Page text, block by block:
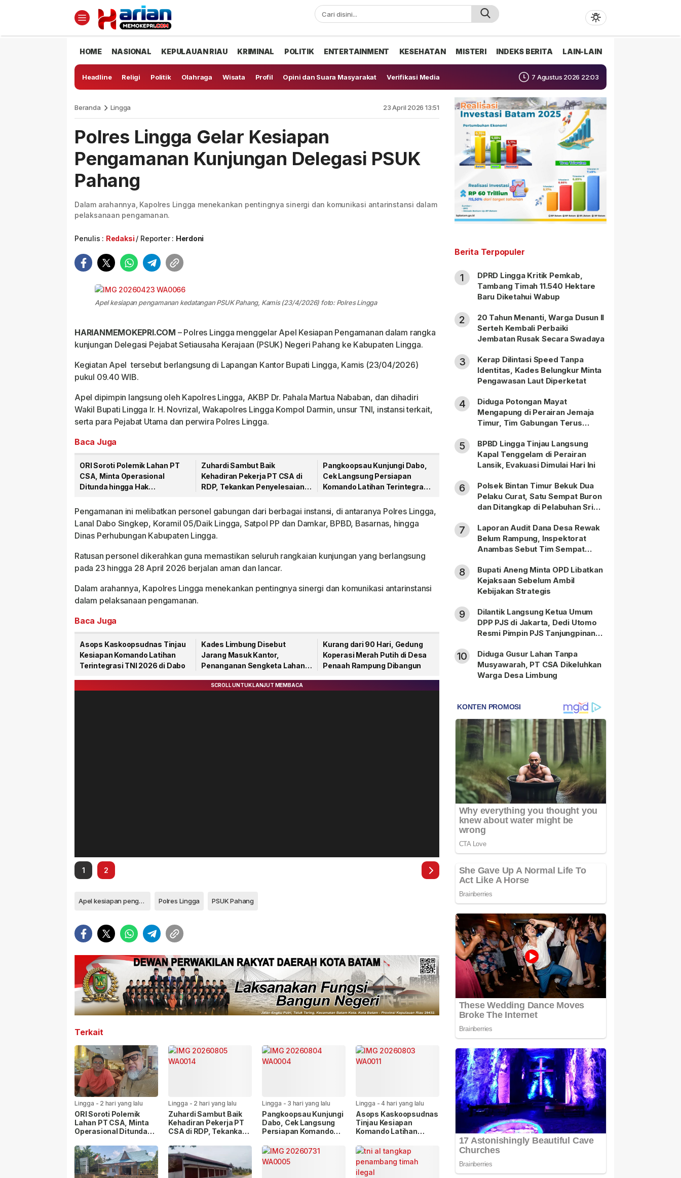
HOME NASIONAL KEPULAUAN RIAU KRIMINAL POLITIK ENTERTAINMENT KESEHATAN MISTERI INDEKS BERITA LAIN-LAIN
Headline Religi Politik Olahraga Wisata Profil Opini dan Suara Masyarakat Verifikasi Media 7 Agustus 2026 22:03
Beranda Lingga 23 April 2026 13:51
Polres Lingga Gelar Kesiapan
Pengamanan Kunjungan Delegasi PSUK
Pahang
Dalam arahannya, Kapolres Lingga menekankan pentingnya sinergi dan komunikasi antarinstansi dalam
pelaksanaan pengamanan.
Penulis : Redaksi Reporter : Herdoni
Apel kesiapan pengamanan kedatangan PSUK Pahang, Kamis (23/4/2026) foto: Polres Lingga
HARIANMEMOKEPRI.COM – Polres Lingga menggelar Apel Kesiapan Pengamanan dalam rangka
kunjungan Delegasi Pejabat Setiausaha Kerajaan (PSUK) Negeri Pahang ke Kabupaten Lingga.
Kegiatan Apel tersebut berlangsung di Lapangan Kantor Bupati Lingga, Kamis (23/04/2026)
pukul 09.40 WIB.
Apel dipimpin langsung oleh Kapolres Lingga, AKBP Dr. Pahala Martua Nababan, dan dihadiri
Wakil Bupati Lingga Ir. H. Novrizal, Wakapolres Lingga Kompol Darmin, unsur TNI, instansi terkait,
serta para Pejabat Utama dan perwira Polres Lingga.
Baca Juga
ORI Soroti Polemik Lahan PT
CSA, Minta Operasional
Ditunda hingga Hak
Zuhardi Sambut Baik
Kehadiran Pekerja PT CSA di
RDP, Tekankan Penyelesaian
Pangkoopsau Kunjungi Dabo,
Cek Langsung Persiapan
Komando Latihan Terintegrasi
Pengamanan ini melibatkan personel gabungan dari berbagai instansi, di antaranya Polres Lingga,
Lanal Dabo Singkep, Koramil 05/Daik Lingga, Satpol PP dan Damkar, BPBD, Basarnas, hingga
Dinas Perhubungan Kabupaten Lingga.
Ratusan personel dikerahkan guna memastikan seluruh rangkaian kunjungan yang berlangsung
pada 23 hingga 28 April 2026 berjalan aman dan lancar.
Dalam arahannya, Kapolres Lingga menekankan pentingnya sinergi dan komunikasi antarinstansi
dalam pelaksanaan pengamanan.
Baca Juga
Asops Kaskoopsudnas Tinjau
Kesiapan Komando Latihan
Terintegrasi TNI 2026 di Dabo
Kades Limbung Disebut
Jarang Masuk Kantor,
Penanganan Sengketa Lahan
Kurang dari 90 Hari, Gedung
Koperasi Merah Putih di Desa
Penaah Rampung Dibangun
1 2
Apel kesiapan pengamanan Polres Lingga PSUK Pahang
Terkait
Lingga - 2 hari yang lalu
ORI Soroti Polemik
Lahan PT CSA, Minta
Operasional Ditunda
Dipastikan
Lingga - 2 hari yang lalu
Zuhardi Sambut Baik
Kehadiran Pekerja PT
CSA di RDP, Tekankan
Masyarakat
Lingga - 3 hari yang lalu
Pangkoopsau Kunjungi
Dabo, Cek Langsung
Persiapan Komando
TNI 2026
Lingga -4 hari yang lalu
Asops Kaskoopsudnas
Tinjau Kesiapan
Komando Latihan
di Dabo
Berita Terpopuler
1
DPRD Lingga Kritik Pemkab,
Tambang Timah 11.540 Hektare
Baru Diketahui Wabup
2
20 Tahun Menanti, Warga Dusun II
Serteh Kembali Perbaiki
Jembatan Rusak Secara Swadaya
3
Kerap Dilintasi Speed Tanpa
Identitas, Kades Belungkur Minta
Pengawasan Laut Diperketat
4
Diduga Potongan Mayat
Mengapung di Perairan Jemaja
Timur, Tim Gabungan Terus
5
BPBD Lingga Tinjau Langsung
Kapal Tenggelam di Perairan
Lansik, Evakuasi Dimulai Hari Ini
6
Polsek Bintan Timur Bekuk Dua
Pelaku Curat, Satu Sempat Buron
dan Ditangkap di Pelabuhan Sri
7
Laporan Audit Dana Desa Rewak
Belum Rampung, Inspektorat
Anambas Sebut Tim Sempat
8
Bupati Aneng Minta OPD Libatkan
Kejaksaan Sebelum Ambil
Kebijakan Strategis
9
Dilantik Langsung Ketua Umum
DPP PJS di Jakarta, Dedi Utomo
Resmi Pimpin PJS Tanjungpinang-
10
Diduga Gusur Lahan Tanpa
Musyawarah, PT CSA Dikeluhkan
Warga Desa Limbung